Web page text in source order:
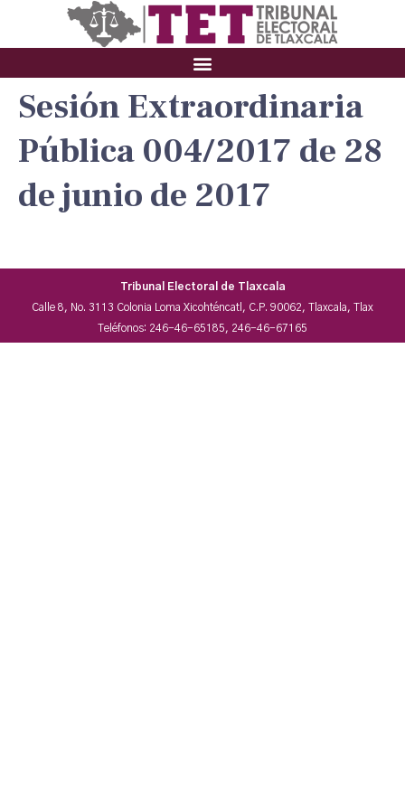
Sesión Extraordinaria
Pública 004/2017 de 28
de junio de 2017
Tribunal Electoral de Tlaxcala
Calle 8, No. 3113 Colonia Loma Xicohténcatl, C.P. 90062, Tlaxcala, Tlax
Teléfonos: 246-46-65185, 246-46-67165